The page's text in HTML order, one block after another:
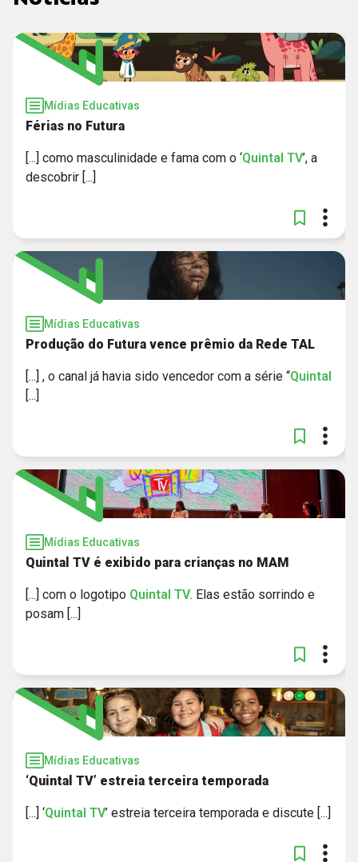
Mídias Educativas
Férias no Futura
[...] como masculinidade e fama com o ‘Quintal TV’, a
descobrir [...]
Mídias Educativas
Produção do Futura vence prêmio da Rede TAL
[...] , o canal já havia sido vencedor com a série “Quintal
[...]
Mídias Educativas
Quintal TV é exibido para crianças no MAM
[...] com o logotipo Quintal TV. Elas estão sorrindo e
posam [...]
Mídias Educativas
‘Quintal TV’ estreia terceira temporada
[...] ‘Quintal TV’ estreia terceira temporada e discute [...]